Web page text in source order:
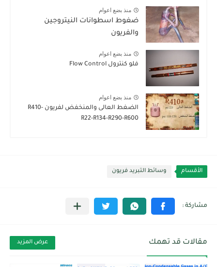
منذ بضع اعوام
ضغوط اسطوانات النيتروجين
والفريون
منذ بضع اعوام
فلو كنترول Flow Control
منذ بضع اعوام
الضغط العالى والمنخفض لفريون R410-
R22-R134-R290-R600
الأقسام وسائط التبريد فريون
مقالات قد تهمك عرض المزيد